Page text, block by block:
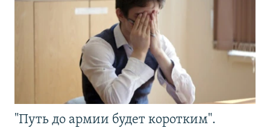
"Путь до армии будет коротким".